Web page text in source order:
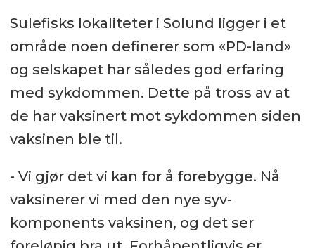
Sulefisks lokaliteter i Solund ligger i et
område noen definerer som «PD-land»
og selskapet har således god erfaring
med sykdommen. Dette på tross av at
de har vaksinert mot sykdommen siden
vaksinen ble til.
- Vi gjør det vi kan for å forebygge. Nå
vaksinerer vi med den nye syv-
komponents vaksinen, og det ser